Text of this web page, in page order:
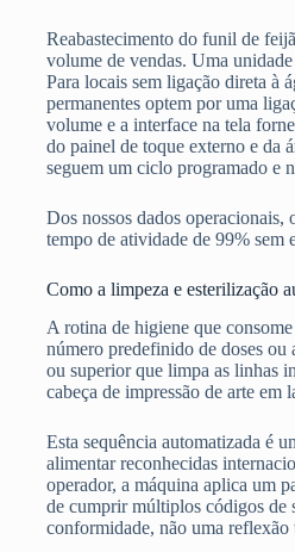
Reabastecimento do funil de
volume de vendas. Uma
Para locais sem ligação direta à
permanentes optem por uma
volume e a interface na tela
do painel de toque externo e da
seguem um ciclo programado e
Dos nossos dados operacionais,
tempo de atividade de 99% sem
Como a limpeza e esterilização
A rotina de higiene que
número predefinido de doses
ou superior que limpa as linhas
cabeça de impressão de arte
Esta sequência automatizada é
alimentar reconhecidas
operador, a máquina aplica um
de cumprir múltiplos códigos de
conformidade, não uma reflexão